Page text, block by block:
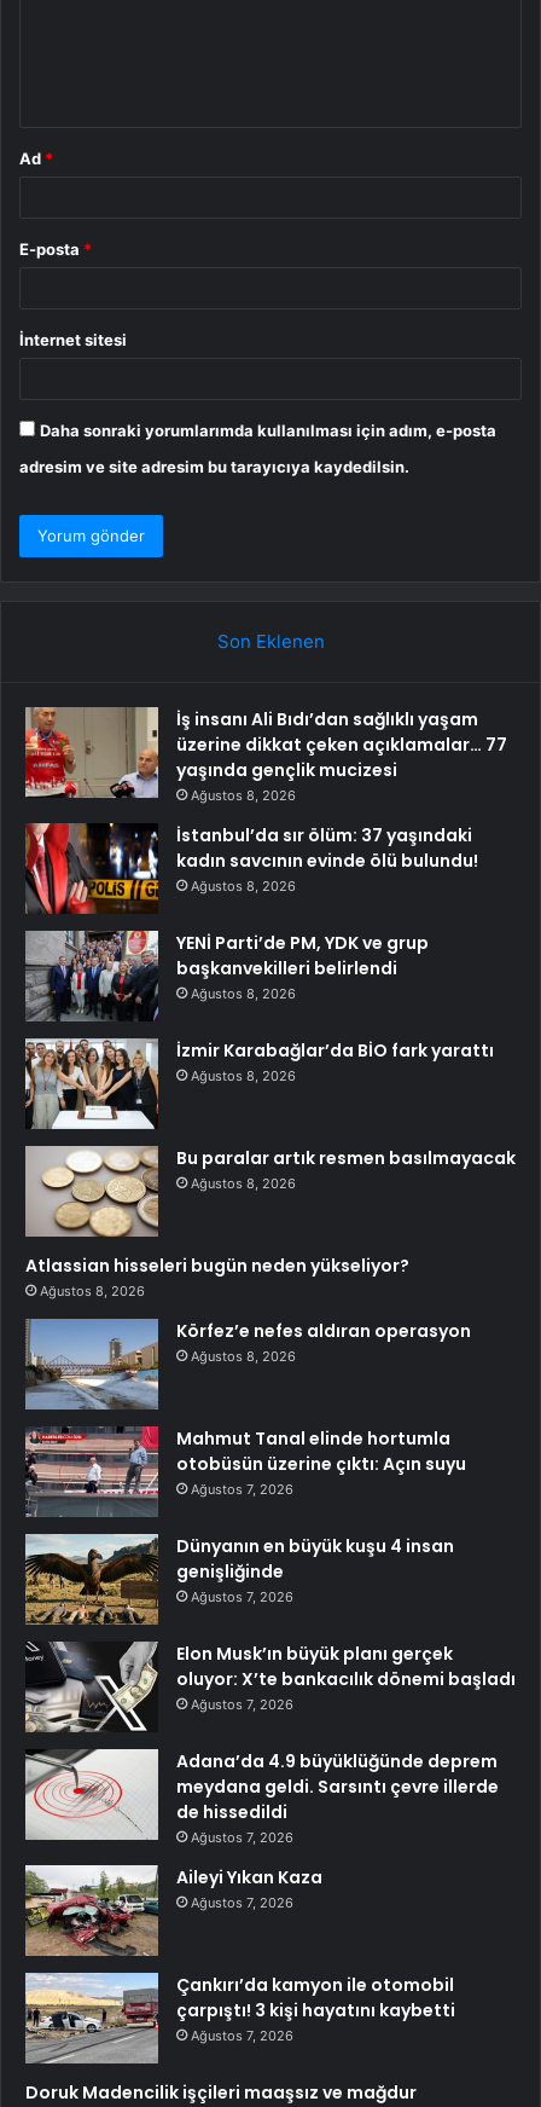
Ad *
E-posta *
İnternet sitesi
Daha sonraki yorumlarımda kullanılması için adım, e-posta
adresim ve site adresim bu tarayıcıya kaydedilsin.
Son Eklenen
İş insanı Ali Bıdı’dan sağlıklı yaşam
üzerine dikkat çeken açıklamalar… 77
yaşında gençlik mucizesi
Ağustos 8, 2026
İstanbul’da sır ölüm: 37 yaşındaki
kadın savcının evinde ölü bulundu!
Ağustos 8, 2026
YENİ Parti’de PM, YDK ve grup
başkanvekilleri belirlendi
Ağustos 8, 2026
İzmir Karabağlar’da BİO fark yarattı
Ağustos 8, 2026
Bu paralar artık resmen basılmayacak
Ağustos 8, 2026
Atlassian hisseleri bugün neden yükseliyor?
Ağustos 8, 2026
Körfez’e nefes aldıran operasyon
Ağustos 8, 2026
Mahmut Tanal elinde hortumla
otobüsün üzerine çıktı: Açın suyu
Ağustos 7, 2026
Dünyanın en büyük kuşu 4 insan
genişliğinde
Ağustos 7, 2026
Elon Musk’ın büyük planı gerçek
oluyor: X’te bankacılık dönemi başladı
Ağustos 7, 2026
Adana’da 4.9 büyüklüğünde deprem
meydana geldi. Sarsıntı çevre illerde
de hissedildi
Ağustos 7, 2026
Aileyi Yıkan Kaza
Ağustos 7, 2026
Çankırı’da kamyon ile otomobil
çarpıştı! 3 kişi hayatını kaybetti
Ağustos 7, 2026
Doruk Madencilik işçileri maaşsız ve mağdur